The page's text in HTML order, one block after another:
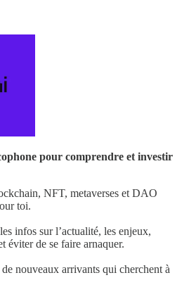
pour comprendre et investir
NFT, metaverses et DAO
toi.
infos sur l’actualité, les enjeux,
éviter de se faire arnaquer.
nouveaux arrivants qui cherchent à